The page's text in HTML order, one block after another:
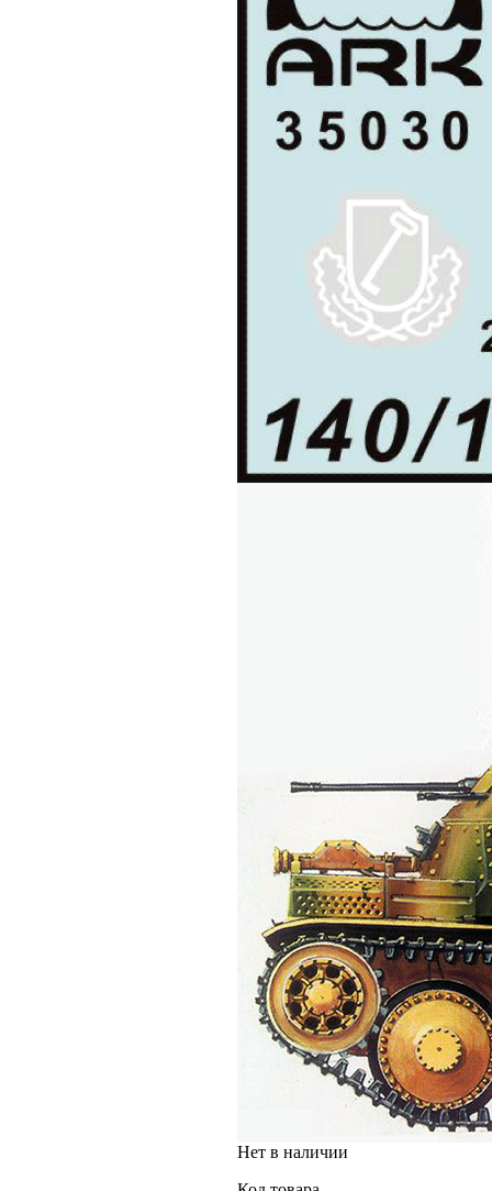
Нет в наличии